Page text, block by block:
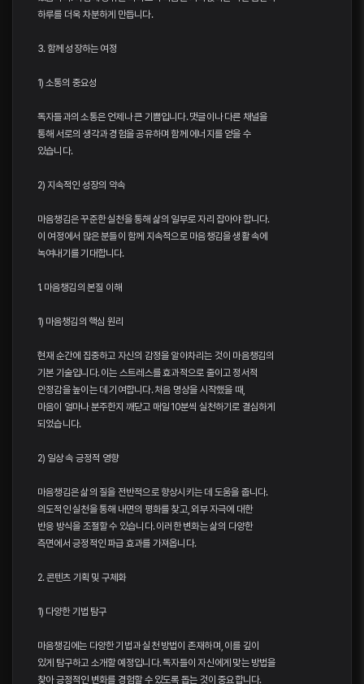
하루를 더욱 차분하게 만듭니다.
3. 함께 성장하는 여정
1) 소통의 중요성
독자들과의 소통은 언제나 큰 기쁨입니다. 댓글이나 다른 채널을
통해 서로의 생각과 경험을 공유하며 함께 에너지를 얻을 수
있습니다.
2) 지속적인 성장의 약속
마음챙김은 꾸준한 실천을 통해 삶의 일부로 자리 잡아야 합니다.
이 여정에서 많은 분들이 함께 지속적으로 마음챙김을 생활 속에
녹여내기를 기대합니다.
1. 마음챙김의 본질 이해
1) 마음챙김의 핵심 원리
현재 순간에 집중하고 자신의 감정을 알아차리는 것이 마음챙김의
기본 기술입니다. 이는 스트레스를 효과적으로 줄이고 정서적
안정감을 높이는 데 기여합니다. 처음 명상을 시작했을 때,
마음이 얼마나 분주한지 깨닫고 매일 10분씩 실천하기로 결심하게
되었습니다.
2) 일상 속 긍정적 영향
마음챙김은 삶의 질을 전반적으로 향상시키는 데 도움을 줍니다.
의도적인 실천을 통해 내면의 평화를 찾고, 외부 자극에 대한
반응 방식을 조절할 수 있습니다. 이러한 변화는 삶의 다양한
측면에서 긍정적인 파급 효과를 가져옵니다.
2. 콘텐츠 기획 및 구체화
1) 다양한 기법 탐구
마음챙김에는 다양한 기법과 실천 방법이 존재하며, 이를 깊이
있게 탐구하고 소개할 예정입니다. 독자들이 자신에게 맞는 방법을
찾아 긍정적인 변화를 경험할 수 있도록 돕는 것이 중요합니다.